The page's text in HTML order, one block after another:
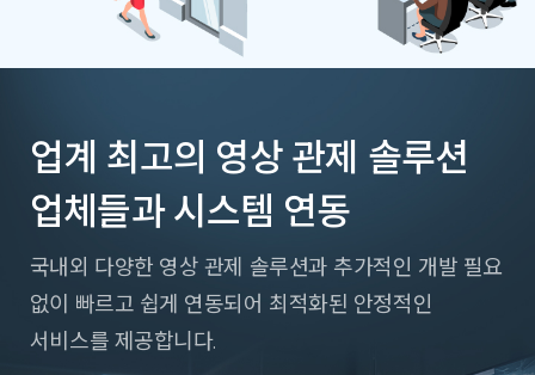
업계 최고의 영상 관제 솔루션
업체들과 시스템 연동
국내외 다양한 영상 관제 솔루션과 추가적인 개발 필요
없이 빠르고 쉽게 연동되어 최적화된 안정적인
서비스를 제공합니다.